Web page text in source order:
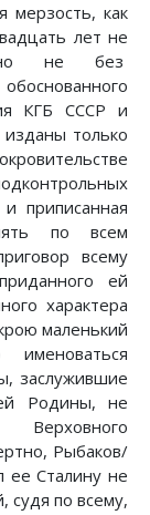
мерзость, как
лет не
не без
КГБ СССР и
только
приписанная
по всем
всему
ей
характера
маленький
заслужившие
Родины, не
Рыбаков/
ее Сталину не
судя по всему,